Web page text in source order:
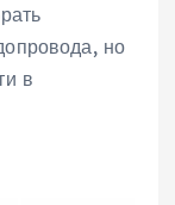
но
в